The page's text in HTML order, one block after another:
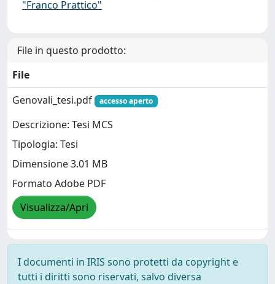
"Franco Prattico"
File in questo prodotto:
File
Genovali_tesi.pdf
accesso aperto
Descrizione: Tesi MCS
Tipologia: Tesi
Dimensione 3.01 MB
Formato Adobe PDF
Visualizza/Apri
I documenti in IRIS sono protetti da copyright e
tutti i diritti sono riservati, salvo diversa